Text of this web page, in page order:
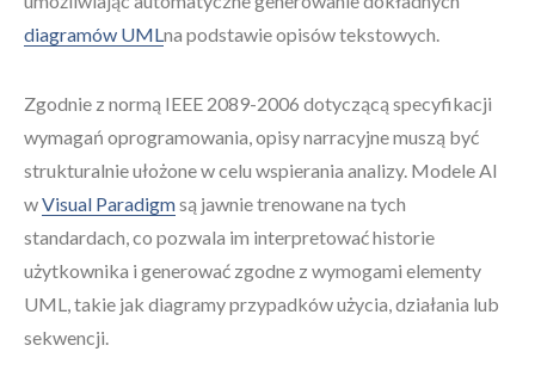
diagramów UMLna podstawie opisów tekstowych.
Zgodnie z normą IEEE 2089-2006 dotyczącą specyfikacji
wymagań oprogramowania, opisy narracyjne muszą być
strukturalnie ułożone w celu wspierania analizy. Modele AI
wVisual Paradigmsą jawnie trenowane na tych
standardach, co pozwala im interpretować historie
użytkownika i generować zgodne z wymogami elementy
UML, takie jak diagramy przypadków użycia, działania lub
sekwencji.